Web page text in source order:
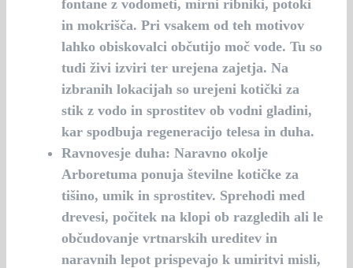
fontane z vodometi, mirni ribniki, potoki
in mokrišča. Pri vsakem od teh motivov
lahko obiskovalci občutijo moč vode. Tu so
tudi živi izviri ter urejena zajetja. Na
izbranih lokacijah so urejeni kotički za
stik z vodo in sprostitev ob vodni gladini,
kar spodbuja regeneracijo telesa in duha.
Ravnovesje duha: Naravno okolje
Arboretuma ponuja številne kotičke za
tišino, umik in sprostitev. Sprehodi med
drevesi, počitek na klopi ob razgledih ali le
občudovanje vrtnarskih ureditev in
naravnih lepot prispevajo k umiritvi misli,